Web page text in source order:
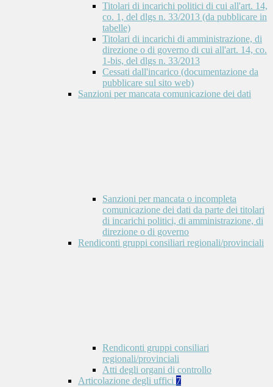
Titolari di incarichi politici di cui all'art. 14,
co. 1, del dlgs n. 33/2013 (da pubblicare in
tabelle)
Titolari di incarichi di amministrazione, di
direzione o di governo di cui all'art. 14, co.
1-bis, del dlgs n. 33/2013
Cessati dall'incarico (documentazione da
pubblicare sul sito web)
Sanzioni per mancata comunicazione dei dati
Sanzioni per mancata o incompleta
comunicazione dei dati da parte dei titolari
di incarichi politici, di amministrazione, di
direzione o di governo
Rendiconti gruppi consiliari regionali/provinciali
Rendiconti gruppi consiliari
regionali/provinciali
Atti degli organi di controllo
Articolazione degli uffici 7